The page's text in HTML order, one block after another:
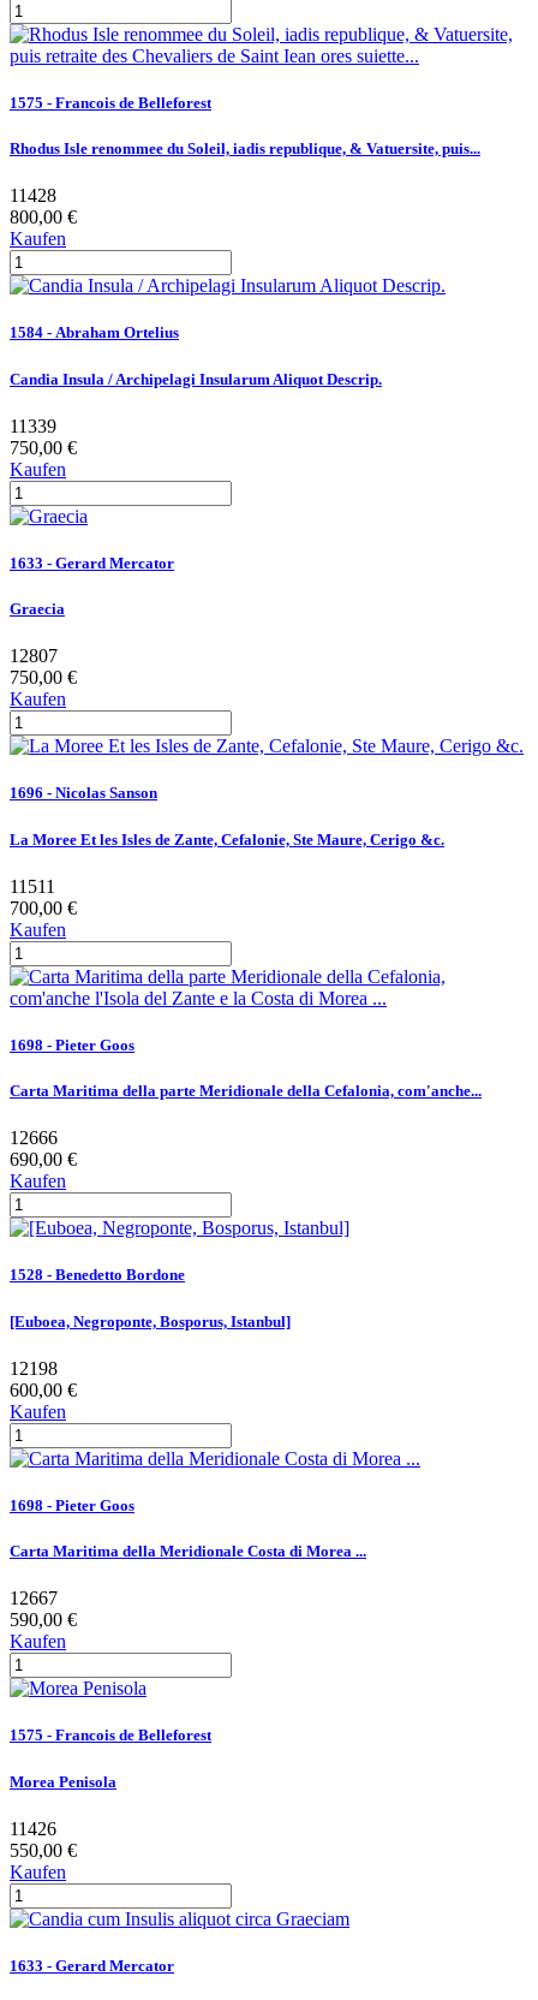
1575 - Francois de Belleforest
Rhodus Isle renommee du Soleil, iadis republique, & Vatuersite, puis...
11428
800,00 €
Kaufen
1584 - Abraham Ortelius
Candia Insula / Archipelagi Insularum Aliquot Descrip.
11339
750,00 €
Kaufen
1633 - Gerard Mercator
Graecia
12807
750,00 €
Kaufen
1696 - Nicolas Sanson
La Moree Et les Isles de Zante, Cefalonie, Ste Maure, Cerigo &c.
11511
700,00 €
Kaufen
1698 - Pieter Goos
Carta Maritima della parte Meridionale della Cefalonia, com'anche...
12666
690,00 €
Kaufen
1528 - Benedetto Bordone
[Euboea, Negroponte, Bosporus, Istanbul]
12198
600,00 €
Kaufen
1698 - Pieter Goos
Carta Maritima della Meridionale Costa di Morea ...
12667
590,00 €
Kaufen
1575 - Francois de Belleforest
Morea Penisola
11426
550,00 €
Kaufen
1633 - Gerard Mercator